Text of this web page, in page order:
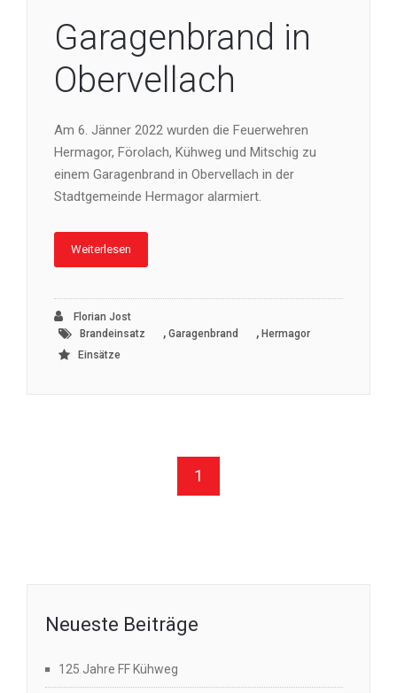
Garagenbrand in
Obervellach
Am 6. Jänner 2022 wurden die Feuerwehren
Hermagor, Förolach, Kühweg und Mitschig zu
einem Garagenbrand in Obervellach in der
Stadtgemeinde Hermagor alarmiert.
Weiterlesen
Florian Jost
Brandeinsatz
, Garagenbrand , Hermagor
Einsätze
1
Neueste Beiträge
125 Jahre FF Kühweg